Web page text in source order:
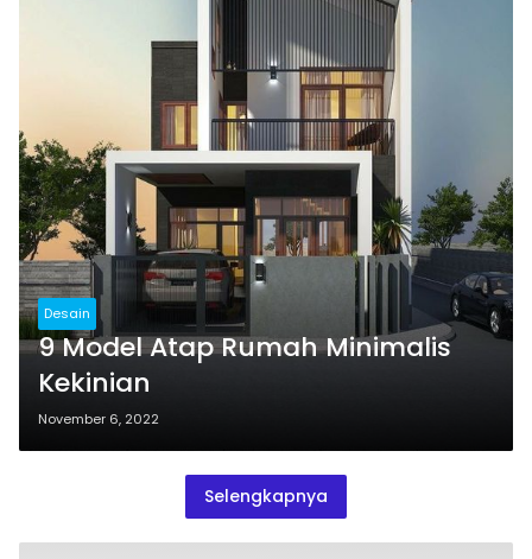
Desain
9 Model Atap Rumah Minimalis
Kekinian
November 6, 2022
Selengkapnya